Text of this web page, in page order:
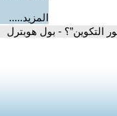
المزيد.....
التكوين”؟ - بول هوبترل